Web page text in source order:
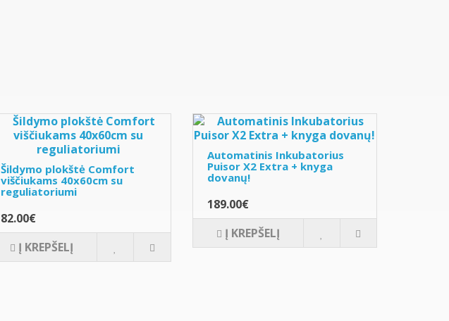
Šildymo plokštė Comfort
viščiukams 40x60cm su
reguliatoriumi
82.00€
Į KREPŠELĮ
Automatinis Inkubatorius
Puisor X2 Extra + knyga
dovanų!
189.00€
Į KREPŠELĮ